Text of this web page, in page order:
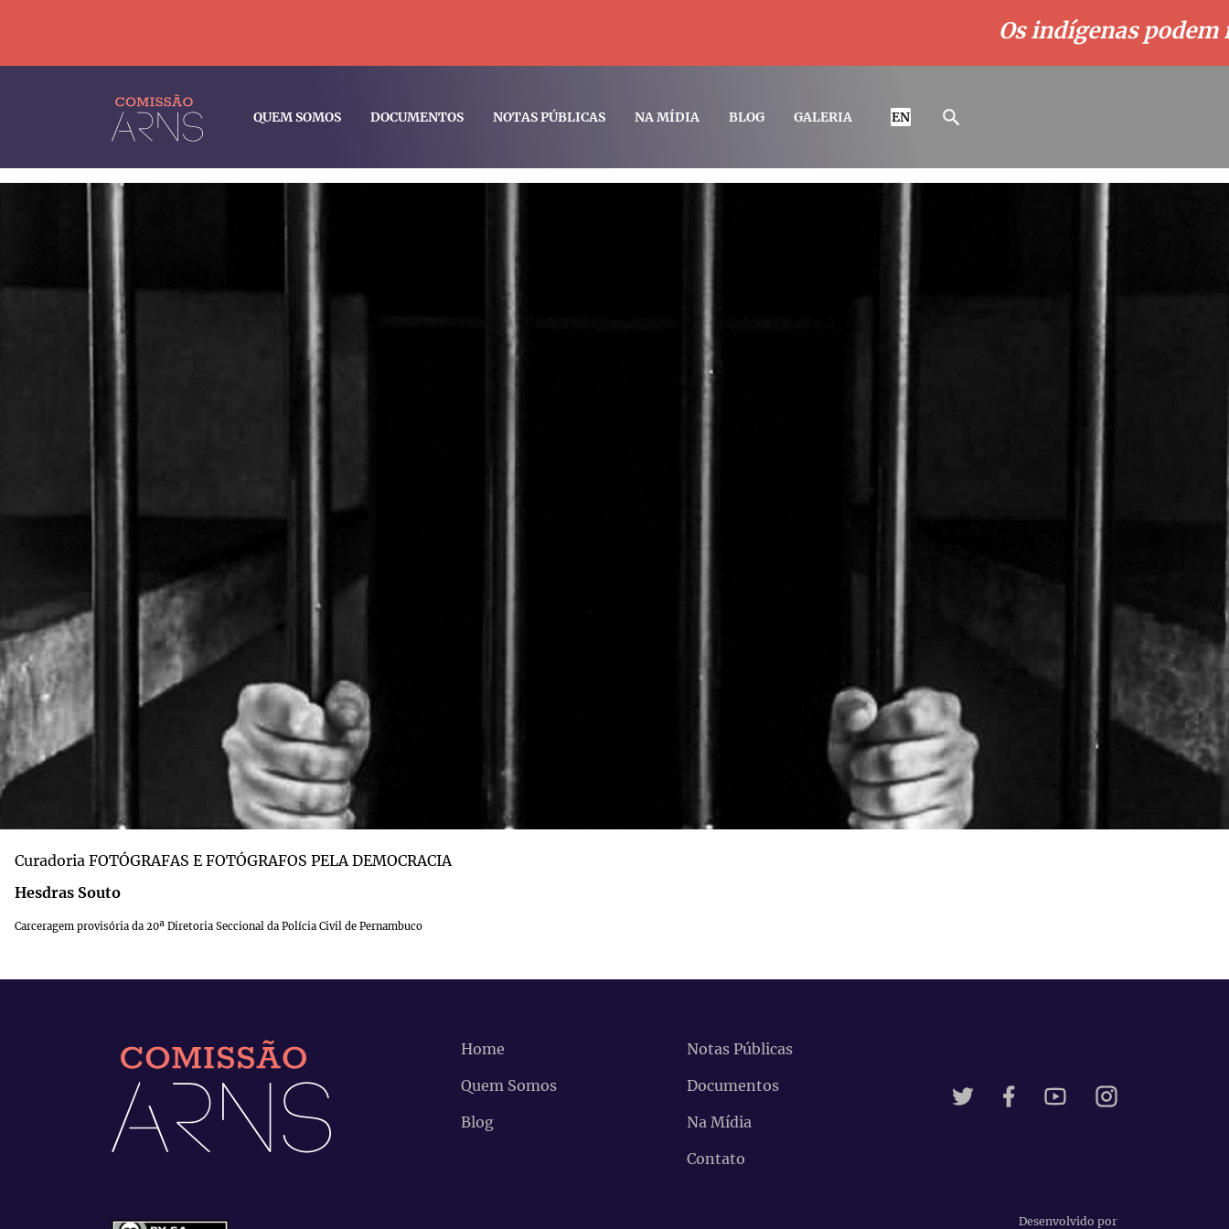
Os indígenas podem
QUEM SOMOS DOCUMENTOS NOTAS PÚBLICAS NA MÍDIA BLOG GALERIA EN
Curadoria FOTÓGRAFAS E FOTÓGRAFOS PELA DEMOCRACIA
Hesdras Souto
Carceragem provisória da 20ª Diretoria Seccional da Polícia Civil de Pernambuco
Home
Quem Somos
Blog
Notas Públicas
Documentos
Na Mídia
Contato
Desenvolvido por